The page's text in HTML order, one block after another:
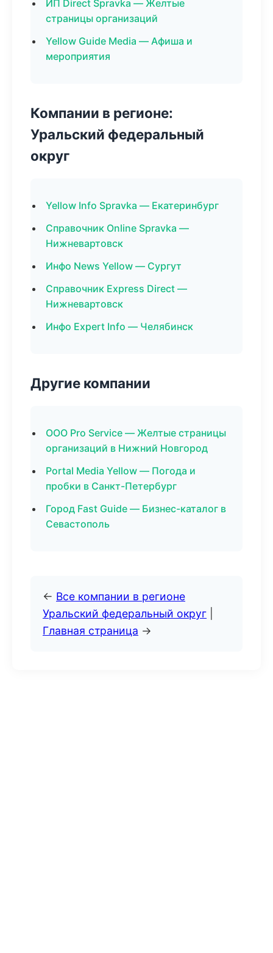
ИП Direct Spravka — Желтые
страницы организаций
Yellow Guide Media — Афиша и
мероприятия
Компании в регионе:
Уральский федеральный
округ
Yellow Info Spravka — Екатеринбург
Справочник Online Spravka —
Нижневартовск
Инфо News Yellow — Сургут
Справочник Express Direct —
Нижневартовск
Инфо Expert Info — Челябинск
Другие компании
ООО Pro Service — Желтые страницы
организаций в Нижний Новгород
Portal Media Yellow — Погода и
пробки в Санкт-Петербург
Город Fast Guide — Бизнес-каталог в
Севастополь
← Все компании в регионе
Уральский федеральный округ
Главная страница →